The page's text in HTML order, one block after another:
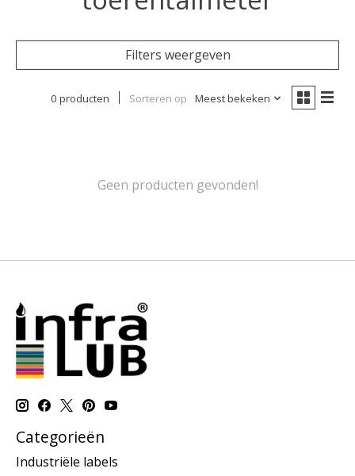
Filters weergeven
0 producten Sorteren op Meest bekeken
Geen producten gevonden!
Categorieën
Industriële labels